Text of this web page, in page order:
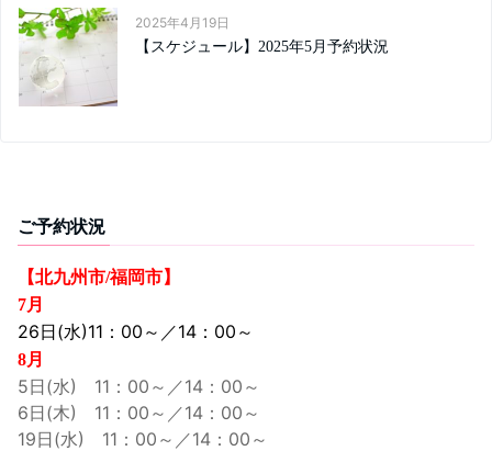
2025年4月19日
【スケジュール】2025年5月予約状況
ご予約状況
【北九州市/福岡市】
7月
26日(水)11：00～／14：00～
8月
5日(水) 11：00～／14：00～
6日(木) 11：00～／14：00～
19日(水) 11：00～／14：00～